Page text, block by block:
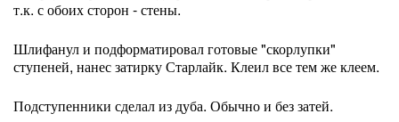
т.к. с обоих сторон - стены.
Шлифанул и подформатировал готовые "скорлупки"
ступеней, нанес затирку Старлайк. Клеил все тем же клеем.
Подступенники сделал из дуба. Обычно и без затей.